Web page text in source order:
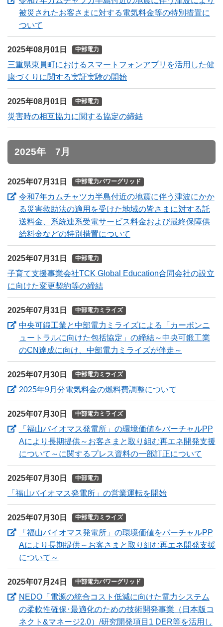
被災されたお客さまに対する電気料金等の特別措置に
ついて
2025年08月01日 中部電力
三重県東員町におけるスマートフォンアプリを活用した健
康づくりに関する実証実験の開始
2025年08月01日 中部電力
災害時の相互協力に関する協定の締結
2025年 7月
2025年07月31日 中部電力パワーグリッド
令和7年カムチャツカ半島付近の地震に伴う津波にかか
る災害救助法の適用を受けた地域の皆さまに対する託
送料金、系統連系受電サービス料金および最終保障供
給料金などの特別措置について
2025年07月31日 中部電力
子育て支援事業会社TCK Global Education合同会社の設立
に向けた変更契約等の締結
2025年07月31日 中部電力ミライズ
中央可鍛工業と中部電力ミライズによる「カーボンニ
ュートラルに向けた包括協定」の締結～中央可鍛工業
のCN達成に向け、中部電力ミライズが伴走～
2025年07月30日 中部電力ミライズ
2025年9月分電気料金の燃料費調整について
2025年07月30日 中部電力ミライズ
「福山バイオマス発電所」の環境価値をバーチャルPP
Aにより長期提供～お客さまと取り組む再エネ開発支援
について～に関するプレス資料の一部訂正について
2025年07月30日 中部電力
「福山バイオマス発電所」の営業運転を開始
2025年07月30日 中部電力ミライズ
「福山バイオマス発電所」の環境価値をバーチャルPP
Aにより長期提供～お客さまと取り組む再エネ開発支援
について～
2025年07月24日 中部電力パワーグリッド
NEDO「電源の統合コスト低減に向けた電力システム
の柔軟性確保･最適化のための技術開発事業（日本版コ
ネクト&マネージ2.0）/研究開発項目1 DER等を活用し